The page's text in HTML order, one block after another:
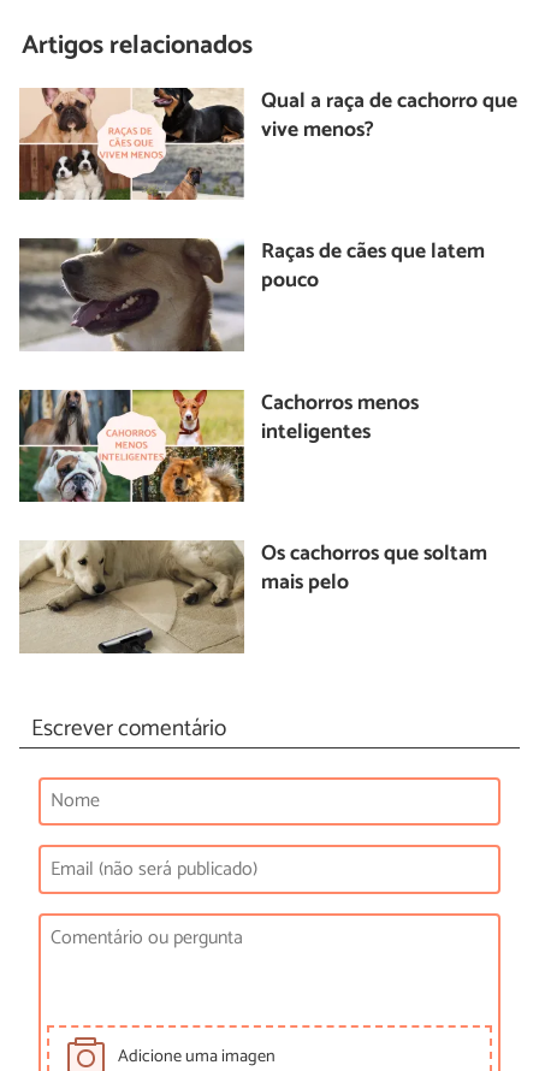
Artigos relacionados
Qual a raça de cachorro que
vive menos?
Raças de cães que latem
pouco
Cachorros menos
inteligentes
Os cachorros que soltam
mais pelo
Escrever comentário
Adicione uma imagen